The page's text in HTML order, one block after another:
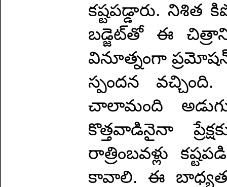
కష్టపడ్డారు.
బడ్జెట్‌తో ఈ
వినూత్నంగా
స్పందన
చాలామంది
కొత్తవాడినైనా
రాత్రింబవళ్లు
కావాలి. ఈ